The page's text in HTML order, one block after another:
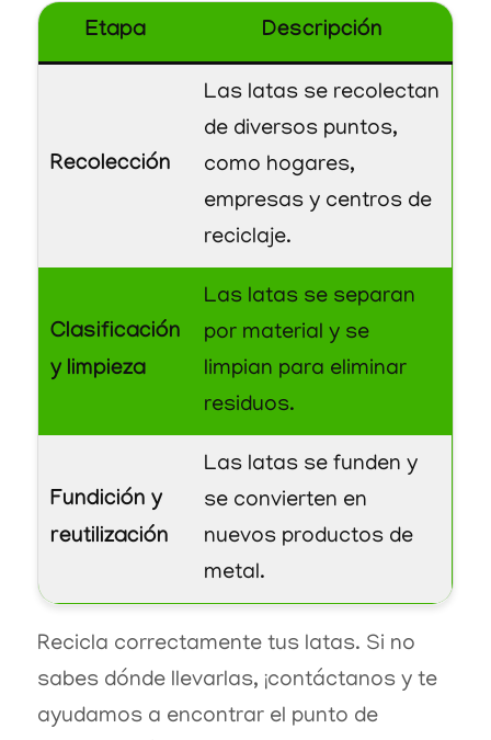
Etapa Descripción
Recolección
Las latas se recolectan
de diversos puntos,
como hogares,
empresas y centros de
reciclaje.
Clasificación
y limpieza
Las latas se separan
por material y se
limpian para eliminar
residuos.
Fundición y
reutilización
Las latas se funden y
se convierten en
nuevos productos de
metal.
Recicla correctamente tus latas. Si no
sabes dónde llevarlas, ¡contáctanos y te
ayudamos a encontrar el punto de